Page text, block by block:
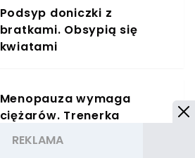
Podsyp doniczki z
bratkami. Obsypią się
kwiatami
Menopauza wymaga
ciężarów. Trenerka
wyjaśnia, jak dopasować
trening do kobiecego